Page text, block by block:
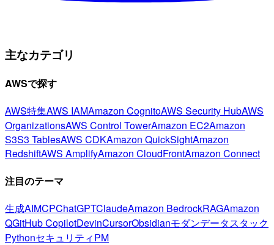
主なカテゴリ
AWSで探す
AWS特集AWS IAMAmazon CognitoAWS Security HubAWS
OrganizationsAWS Control TowerAmazon EC2Amazon
S3S3 TablesAWS CDKAmazon QuickSightAmazon
RedshiftAWS AmplifyAmazon CloudFrontAmazon Connect
注目のテーマ
生成AIMCPChatGPTClaudeAmazon BedrockRAGAmazon
QGitHub CopilotDevinCursorObsidianモダンデータスタック
PythonセキュリティPM